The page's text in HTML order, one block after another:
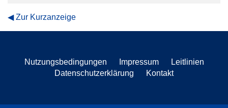
Zur Kurzanzeige
Nutzungsbedingungen Impressum
Leitlinien
Datenschutzerklärung
Kontakt